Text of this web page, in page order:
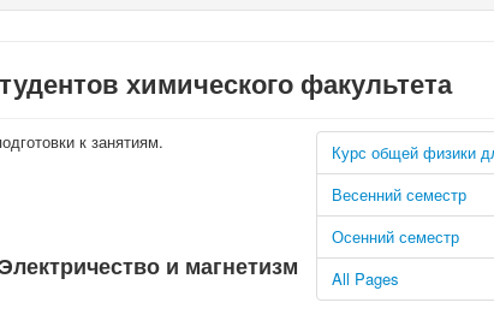
химического факультета
Курс общей физики
Весенний семестр
Осенний семестр
All Pages
к занятиям.
и магнетизм